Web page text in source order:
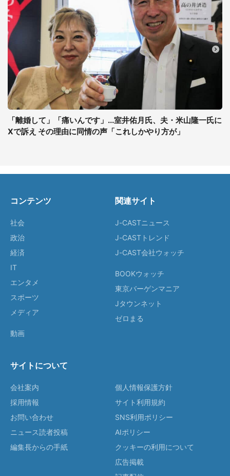
「離婚して」「痛いんです」...室井佑月氏、夫・米山隆一氏に
Xで訴え その理由に同情の声「これしかやり方が」
コンテンツ
社会
政治
経済
IT
エンタメ
スポーツ
メディア
動画
関連サイト
J-CASTニュース
J-CASTトレンド
J-CAST会社ウォッチ
BOOKウォッチ
東京バーゲンマニア
Jタウンネット
ゼロまる
サイトについて
会社案内
採用情報
お問い合わせ
ニュース読者投稿
編集長からの手紙
個人情報保護方針
サイト利用規約
SNS利用ポリシー
AIポリシー
クッキーの利用について
広告掲載